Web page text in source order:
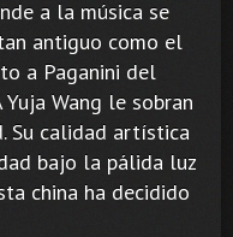
a la música se
antiguo como el
a Paganini del
Wang le sobran
Su calidad artística
bajo la pálida luz
china ha decidido